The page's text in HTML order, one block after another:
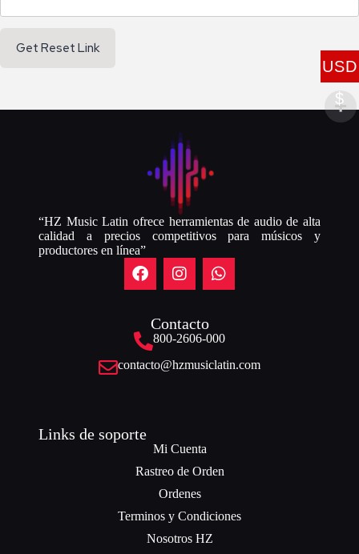
“HZ Music Latin ofrece herramientas de audio de alta
calidad a precios competitivos para músicos y
productores en línea”
Contacto
800-2606-000
contacto@hzmusiclatin.com
Links de soporte
Mi Cuenta
Rastreo de Orden
Ordenes
Terminos y Condiciones
Nosotros HZ
USD
$